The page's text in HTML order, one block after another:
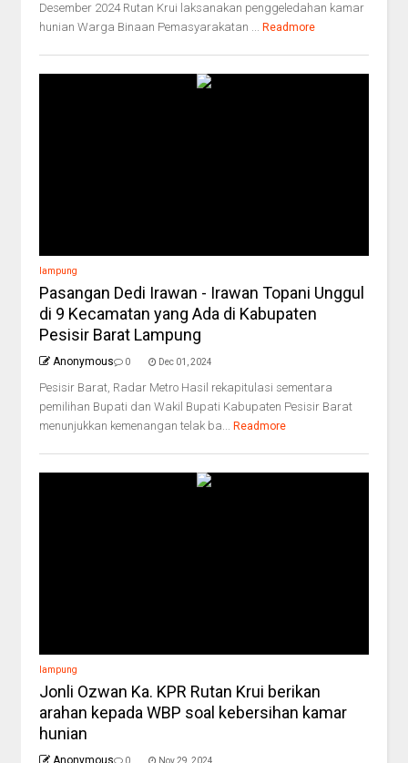
Desember 2024 Rutan Krui laksanakan penggeledahan kamar
hunian Warga Binaan Pemasyarakatan ... Readmore
lampung
Pasangan Dedi Irawan - Irawan Topani Unggul
di 9 Kecamatan yang Ada di Kabupaten
Pesisir Barat Lampung
Anonymous 0 Dec 01, 2024
Pesisir Barat, Radar Metro Hasil rekapitulasi sementara
pemilihan Bupati dan Wakil Bupati Kabupaten Pesisir Barat
menunjukkan kemenangan telak ba... Readmore
lampung
Jonli Ozwan Ka. KPR Rutan Krui berikan
arahan kepada WBP soal kebersihan kamar
hunian
Anonymous 0 Nov 29, 2024